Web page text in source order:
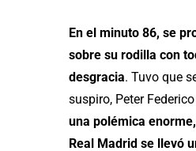
En el minuto 86, se
sobre su rodilla con
desgracia. Tuvo que
suspiro, Peter
una polémica
Real Madrid se llevó